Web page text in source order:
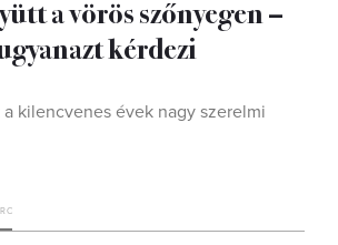
a vörös szőnyegen –
kérdezi
kilencvenes évek nagy szerelmi